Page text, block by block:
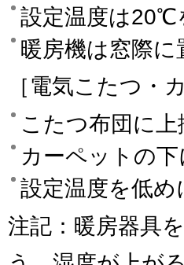
設定温度は20℃
暖房機は窓際
［電気こたつ・
こたつ布団に
カーペットの
設定温度を低め
注記：暖房器具